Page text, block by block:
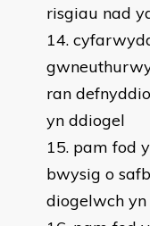
risgiau nad
14.
ran
yn ddiogel
15. pam fod
bwysig o
diogelwch